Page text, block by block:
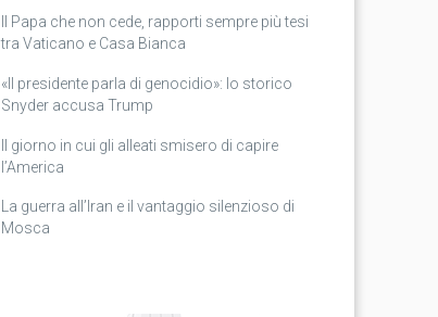
Il Papa che non cede, rapporti sempre più tesi
tra Vaticano e Casa Bianca
«Il presidente parla di genocidio»: lo storico
Snyder accusa Trump
Il giorno in cui gli alleati smisero di capire
l’America
La guerra all’Iran e il vantaggio silenzioso di
Mosca